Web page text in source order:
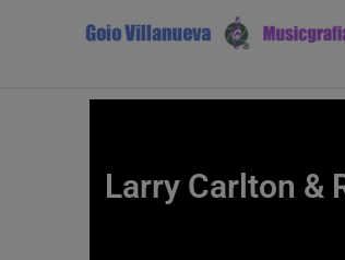
Larry Carlton &